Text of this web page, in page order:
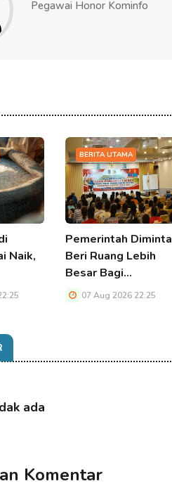
Pegawai Honor Kominfo
Naik,
BERITA UTAMA
Pemerintah Diminta
Beri Ruang Lebih
Besar Bagi…
07 Aug 2026 22:25
ada
Komentar